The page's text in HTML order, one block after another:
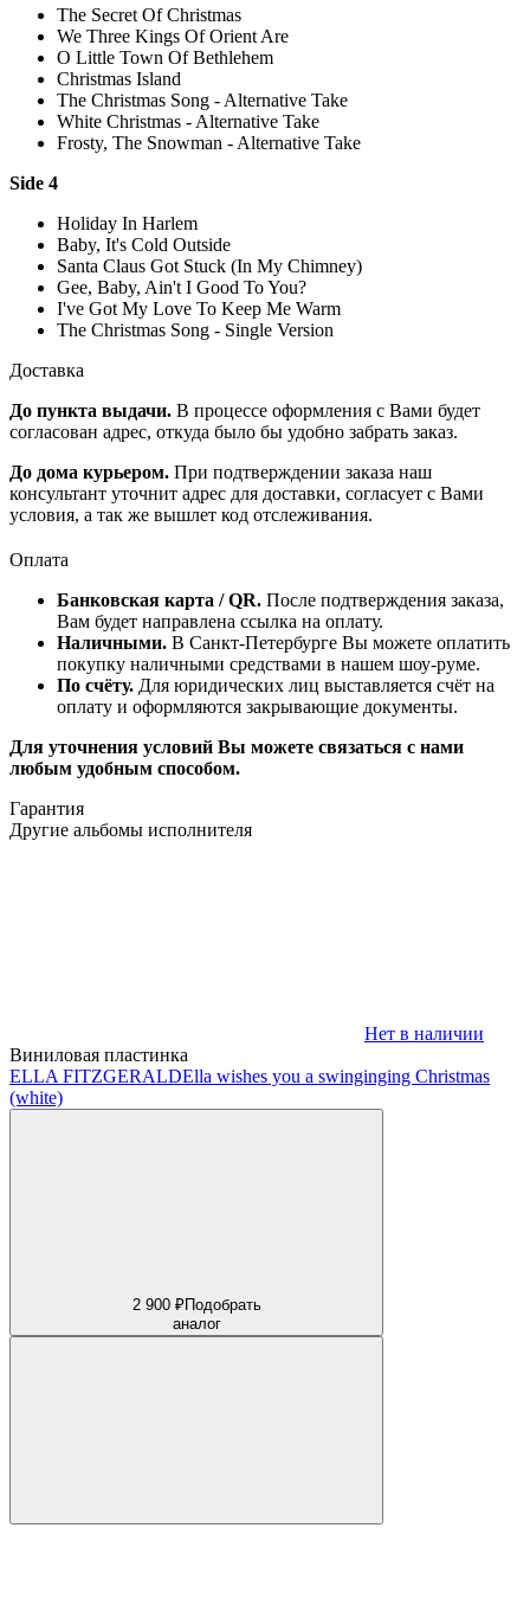
The Secret Of Christmas
We Three Kings Of Orient Are
O Little Town Of Bethlehem
Christmas Island
The Christmas Song - Alternative Take
White Christmas - Alternative Take
Frosty, The Snowman - Alternative Take
Side 4
Holiday In Harlem
Baby, It's Cold Outside
Santa Claus Got Stuck (In My Chimney)
Gee, Baby, Ain't I Good To You?
I've Got My Love To Keep Me Warm
The Christmas Song - Single Version
Доставка
До пункта выдачи. В процессе оформления с Вами будет
согласован адрес, откуда было бы удобно забрать заказ.
До дома курьером. При подтверждении заказа наш
консультант уточнит адрес для доставки, согласует с Вами
условия, а так же вышлет код отслеживания.
Оплата
Банковская карта / QR. После подтверждения заказа,
Вам будет направлена ссылка на оплату.
Наличными. В Санкт-Петербурге Вы можете оплатить
покупку наличными средствами в нашем шоу-руме.
По счёту. Для юридических лиц выставляется счёт на
оплату и оформляются закрывающие документы.
Для уточнения условий Вы можете связаться с нами
любым удобным способом.
Гарантия
Другие альбомы исполнителя
Нет в наличии
Виниловая пластинка
ELLA FITZGERALDElla wishes you a swinginging Christmas
(white)
2 900 ₽Подобрать
аналог